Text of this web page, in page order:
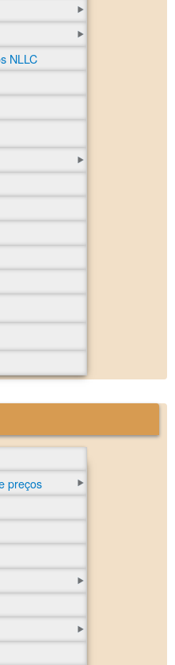
NLLC
preços